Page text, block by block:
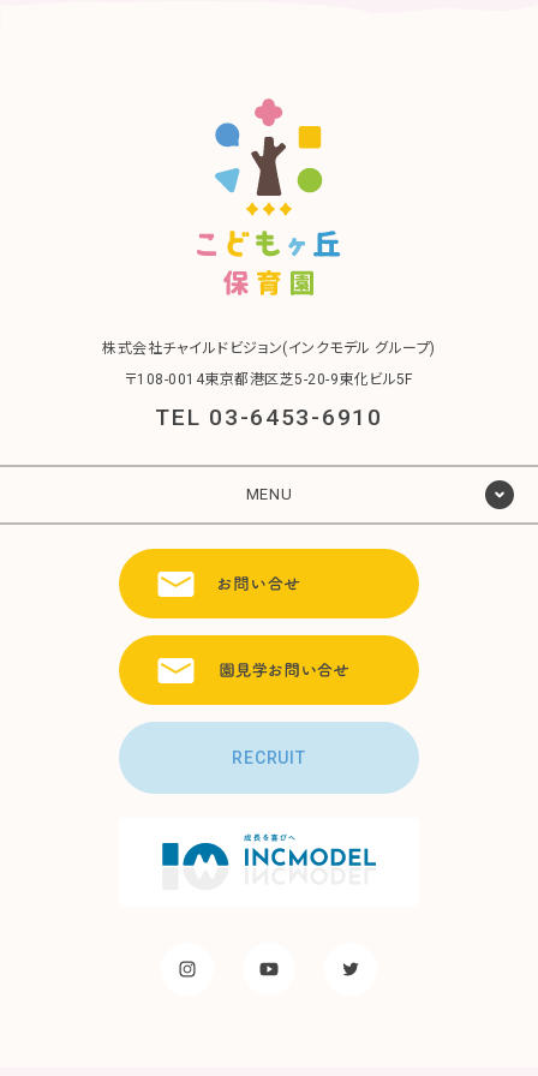
株式会社チャイルドビジョン(インクモデル グループ)
〒108-0014東京都港区芝5-20-9東化ビル5F
TEL 03-6453-6910
MENU
RECRUIT